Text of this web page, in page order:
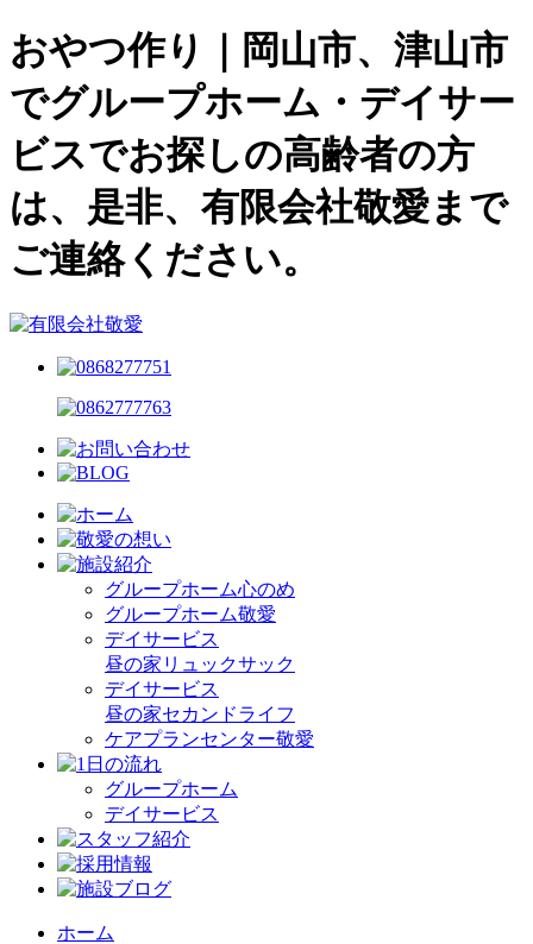
おやつ作り｜岡山市、津山市
でグループホーム・デイサー
ビスでお探しの高齢者の方
は、是非、有限会社敬愛まで
ご連絡ください。
グループホーム心のめ
グループホーム敬愛
デイサービス
昼の家リュックサック
デイサービス
昼の家セカンドライフ
ケアプランセンター敬愛
グループホーム
デイサービス
ホーム